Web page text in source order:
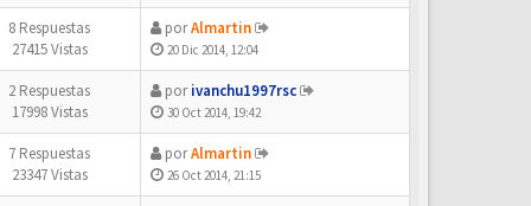
8 Respuestas
27415 Vistas
porAlmartin
20 Dic 2014, 12:04
2 Respuestas
17998 Vistas
porivanchu1997rsc
30 Oct 2014, 19:42
7 Respuestas
23347 Vistas
porAlmartin
26 Oct 2014, 21:15